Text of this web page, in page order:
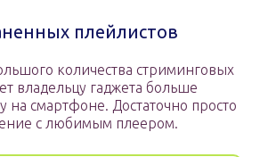
плейлистов
количества стриминговых
владельцу гаджета больше
на смартфоне. Достаточно просто
с любимым плеером.